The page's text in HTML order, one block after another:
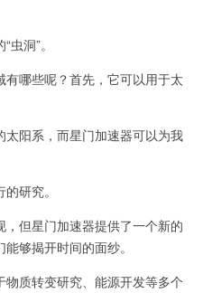
洞”。
哪些呢？首先，它可以用于太
阳系，而星门加速器可以为我
研究。
但星门加速器提供了一个新的
够揭开时间的面纱。
质转变研究、能源开发等多个